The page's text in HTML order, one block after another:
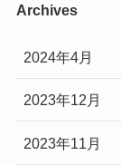
Archives
2024年4月
2023年12月
2023年11月